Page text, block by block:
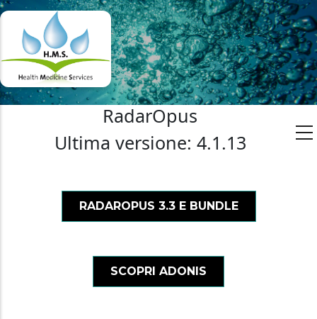
RadarOpus
Ultima versione: 4.1.13
RADAROPUS 3.3 E BUNDLE
SCOPRI ADONIS